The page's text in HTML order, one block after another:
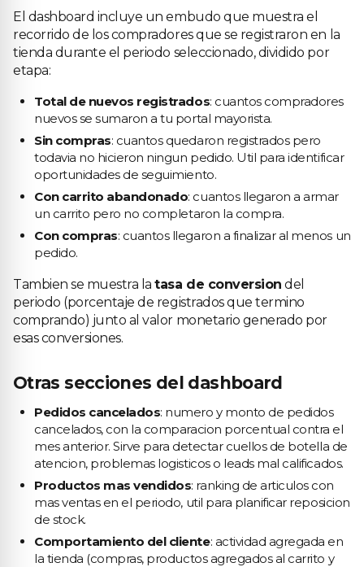
El dashboard incluye un embudo que muestra el
recorrido de los compradores que se registraron en la
tienda durante el periodo seleccionado, dividido por
etapa:
Total de nuevos registrados: cuantos compradores
nuevos se sumaron a tu portal mayorista.
Sin compras: cuantos quedaron registrados pero
todavia no hicieron ningun pedido. Util para identificar
oportunidades de seguimiento.
Con carrito abandonado: cuantos llegaron a armar
un carrito pero no completaron la compra.
Con compras: cuantos llegaron a finalizar al menos un
pedido.
Tambien se muestra latasa de conversion del
periodo (porcentaje de registrados que termino
comprando) junto al valor monetario generado por
esas conversiones.
Otras secciones del dashboard
Pedidos cancelados: numero y monto de pedidos
cancelados, con la comparacion porcentual contra el
mes anterior. Sirve para detectar cuellos de botella de
atencion, problemas logisticos o leads mal calificados.
Productos mas vendidos: ranking de articulos con
mas ventas en el periodo, util para planificar reposicion
de stock.
Comportamiento del cliente: actividad agregada en
la tienda (compras, productos agregados al carrito y